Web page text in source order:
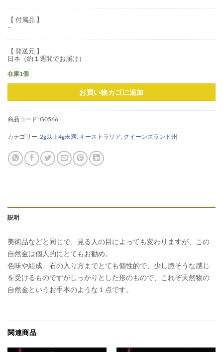
【 付属品 】
–
【 発送元 】
日本（約１週間でお届け）
在庫1個
お買い物カゴに追加
商品コード:G0566
カテゴリー: 2g以上4g未満 オーストラリア クイーンズランド州
説明
美術品などと同じで、見る人の目によっても変わりますが、この
自然金は個人的にとてもお勧め。
色味や組成、石の入り方までとても個性的で、少し脆そうな感じ
を受けるものですがしっかりとした形のもので、これぞ天然物の
自然金というお手本のような１点です。
関連商品